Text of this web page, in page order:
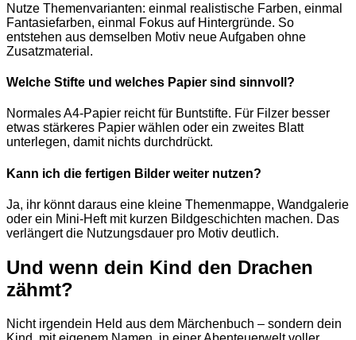
Nutze Themenvarianten: einmal realistische Farben, einmal
Fantasiefarben, einmal Fokus auf Hintergründe. So
entstehen aus demselben Motiv neue Aufgaben ohne
Zusatzmaterial.
Welche Stifte und welches Papier sind sinnvoll?
Normales A4-Papier reicht für Buntstifte. Für Filzer besser
etwas stärkeres Papier wählen oder ein zweites Blatt
unterlegen, damit nichts durchdrückt.
Kann ich die fertigen Bilder weiter nutzen?
Ja, ihr könnt daraus eine kleine Themenmappe, Wandgalerie
oder ein Mini-Heft mit kurzen Bildgeschichten machen. Das
verlängert die Nutzungsdauer pro Motiv deutlich.
Und wenn dein Kind den Drachen
zähmt?
Nicht irgendein Held aus dem Märchenbuch – sondern dein